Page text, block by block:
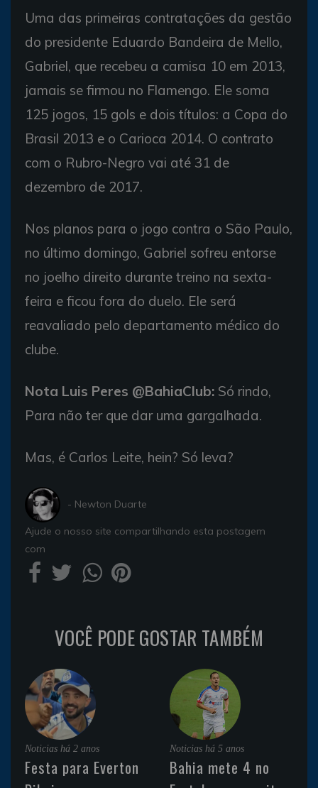
Uma das primeiras contratações da gestão
do presidente Eduardo Bandeira de Mello,
Gabriel, que recebeu a camisa 10 em 2013,
jamais se firmou no Flamengo. Ele soma
125 jogos, 15 gols e dois títulos: a Copa do
Brasil 2013 e o Carioca 2014. O contrato
com o Rubro-Negro vai até 31 de
dezembro de 2017.
Nos planos para o jogo contra o São Paulo,
no último domingo, Gabriel sofreu entorse
no joelho direito durante treino na sexta-
feira e ficou fora do duelo. Ele será
reavaliado pelo departamento médico do
clube.
Nota Luis Peres @BahiaClub: Só rindo,
Para não ter que dar uma gargalhada.
Mas, é Carlos Leite, hein? Só leva?
- Newton Duarte
Ajude o nosso site compartilhando esta postagem
com
VOCÊ PODE GOSTAR TAMBÉM
Noticias há 2 anos
Festa para Everton
Noticias há 5 anos
Bahia mete 4 no